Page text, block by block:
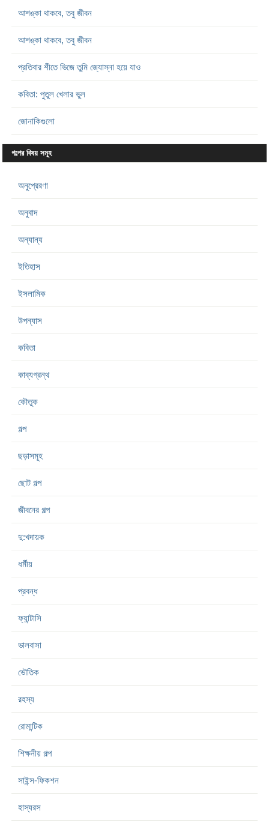
আশঙ্কা থাকবে, তবু জীবন
আশঙ্কা থাকবে, তবু জীবন
প্রতিবার শীতে ভিজে তুমি জ্যোস্না হয়ে যাও
কবিতা: পুতুল খেলার ভুল
জোনাকিগুলো
গল্পের বিষয় সমূহ
অনুপ্রেরণা
অনুবাদ
অন্যান্য
ইতিহাস
ইসলামিক
উপন্যাস
কবিতা
কাব্যগ্রন্থ
কৌতুক
গল্প
ছড়াসমূহ
ছোট গল্প
জীবনের গল্প
দু:খদায়ক
ধর্মীয়
প্রবন্ধ
ফ্যান্টাসি
ভালবাসা
ভৌতিক
রহস্য
রোমান্টিক
শিক্ষনীয় গল্প
সাইন্স-ফিকশন
হাস্যরস